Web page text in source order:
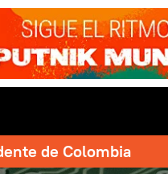
de Colombia